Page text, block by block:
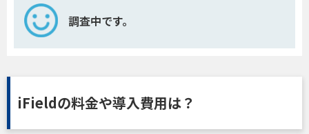
調査中です。
iFieldの料金や導入費用は？